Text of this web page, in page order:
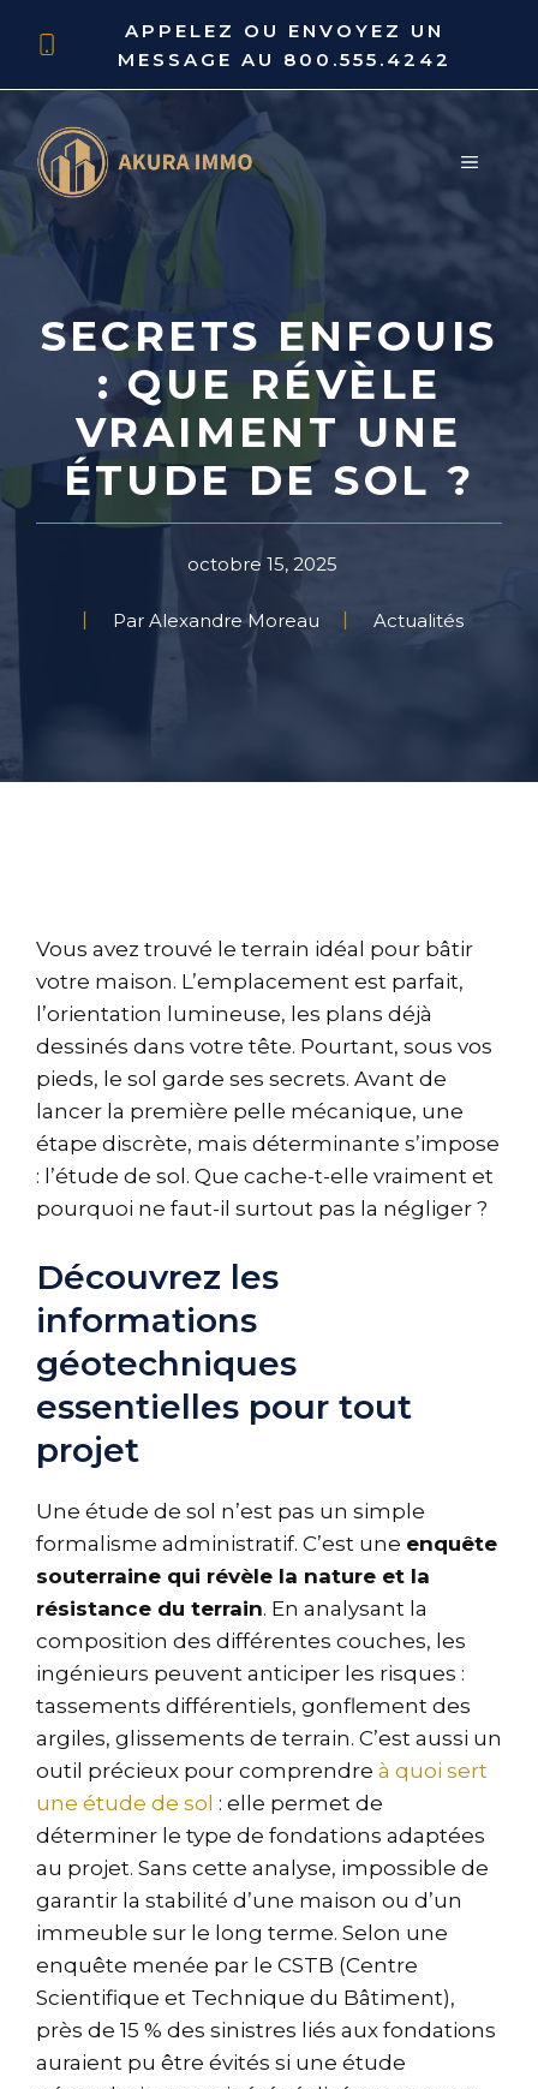
APPELEZ OU ENVOYEZ UN
MESSAGE AU 800.555.4242
MENU
SECRETS ENFOUIS
: QUE RÉVÈLE
VRAIMENT UNE
ÉTUDE DE SOL ?
octobre 15, 2025
Par Alexandre Moreau Actualités
Vous avez trouvé le terrain idéal pour bâtir
votre maison. L’emplacement est parfait,
l’orientation lumineuse, les plans déjà
dessinés dans votre tête. Pourtant, sous vos
pieds, le sol garde ses secrets. Avant de
lancer la première pelle mécanique, une
étape discrète, mais déterminante s’impose
: l’étude de sol. Que cache-t-elle vraiment et
pourquoi ne faut-il surtout pas la négliger ?
Découvrez les
informations
géotechniques
essentielles pour tout
projet
Une étude de sol n’est pas un simple
formalisme administratif. C’est une enquête
souterraine qui révèle la nature et la
résistance du terrain. En analysant la
composition des différentes couches, les
ingénieurs peuvent anticiper les risques :
tassements différentiels, gonflement des
argiles, glissements de terrain. C’est aussi un
outil précieux pour comprendre à quoi sert
une étude de sol : elle permet de
déterminer le type de fondations adaptées
au projet. Sans cette analyse, impossible de
garantir la stabilité d’une maison ou d’un
immeuble sur le long terme. Selon une
enquête menée par le CSTB (Centre
Scientifique et Technique du Bâtiment),
près de 15 % des sinistres liés aux fondations
auraient pu être évités si une étude